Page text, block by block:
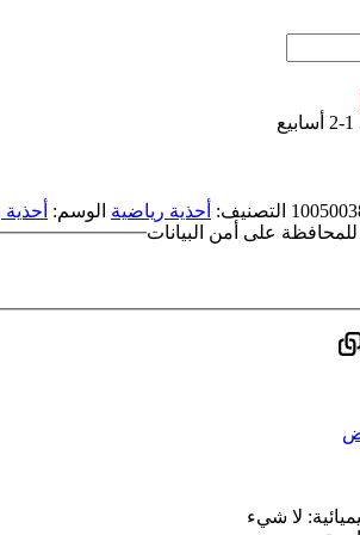
التصنيف: أحذية رياضية الوسم:
على أمن البيانات
لا شيء